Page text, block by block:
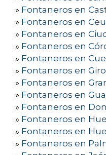
» Fontaneros en
» Fontaneros en
» Fontaneros en
» Fontaneros en
» Fontaneros en
» Fontaneros en
» Fontaneros en
» Fontaneros en
» Fontaneros en
» Fontaneros en
» Fontaneros en
» Fontaneros en